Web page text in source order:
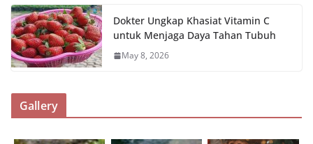
Dokter Ungkap Khasiat Vitamin C
untuk Menjaga Daya Tahan Tubuh
May 8, 2026
Gallery